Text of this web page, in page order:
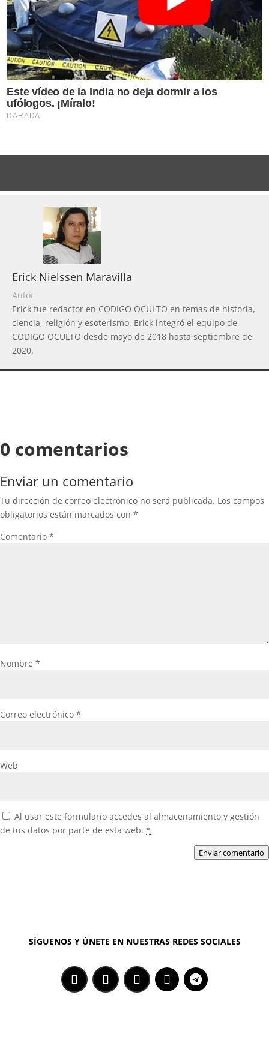
Erick Nielssen Maravilla
Autor
Erick fue redactor en CODIGO OCULTO en temas de historia,
ciencia, religión y esoterismo. Erick integró el equipo de
CODIGO OCULTO desde mayo de 2018 hasta septiembre de
2020.
0 comentarios
Enviar un comentario
Tu dirección de correo electrónico no será publicada. Los campos
obligatorios están marcados con *
Comentario *
Nombre *
Correo electrónico *
Web
Al usar este formulario accedes al almacenamiento y gestión
de tus datos por parte de esta web. *
Enviar comentario
SÍGUENOS Y ÚNETE EN NUESTRAS REDES SOCIALES